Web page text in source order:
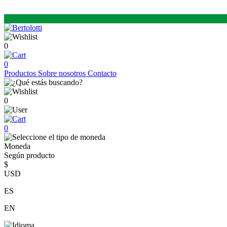
0
0
Productos Sobre nosotros Contacto
0
0
Moneda
Según producto
$
USD
ES
EN